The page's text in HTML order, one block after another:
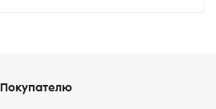
Покупателю